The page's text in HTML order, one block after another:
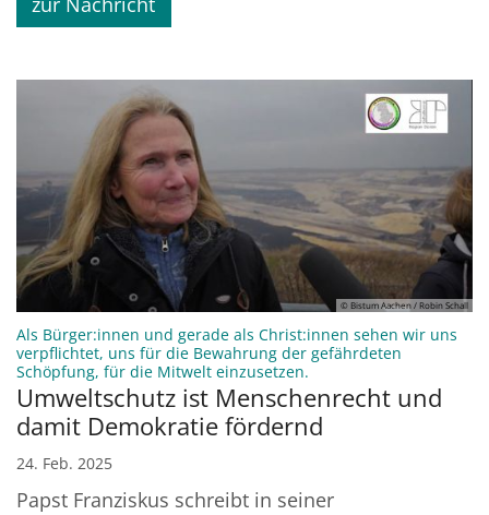
© Bistum Aachen / Robin Schall
Als Bürger:innen und gerade als Christ:innen sehen wir uns
verpflichtet, uns für die Bewahrung der gefährdeten
Schöpfung, für die Mitwelt einzusetzen.
Umweltschutz ist Menschenrecht und
damit Demokratie fördernd
24. Feb. 2025
Papst Franziskus schreibt in seiner